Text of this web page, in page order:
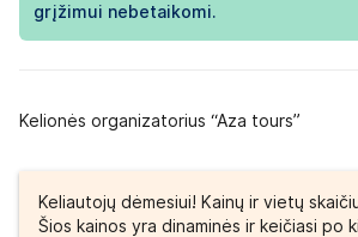
grįžimui nebetaikomi.
Kelionės organizatorius “Aza tours”
Keliautojų dėmesiui! Kainų ir vietų
Šios kainos yra dinaminės ir keičiasi po